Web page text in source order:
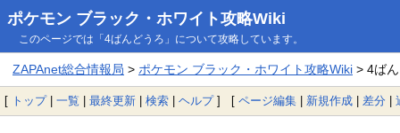
ポケモン ブラック・ホワイト攻略Wiki
このページでは「4ばんどうろ」について攻略しています。
ZAPAnet総合情報局 > ポケモン ブラック・ホワイト攻略Wiki> 4ば
[ トップ| 一覧 | 最終更新 | 検索 | ヘルプ] [ ページ編集 | 新規作成 | 差分 |